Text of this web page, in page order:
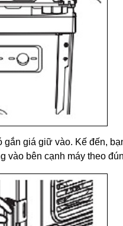
giá giữ vào. Kế đến,
vào bên cạnh máy theo